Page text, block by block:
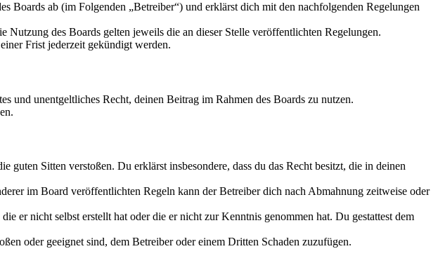
ab (im Folgenden „Betreiber“) und erklärst dich mit den nachfolgenden Regelungen
des Boards gelten jeweils die an dieser Stelle veröffentlichten Regelungen.
Frist jederzeit gekündigt werden.
und unentgeltliches Recht, deinen Beitrag im Rahmen des Boards zu nutzen.
guten Sitten verstoßen. Du erklärst insbesondere, dass du das Recht besitzt, die in deinen
im Board veröffentlichten Regeln kann der Betreiber dich nach Abmahnung zeitweise oder
er nicht selbst erstellt hat oder die er nicht zur Kenntnis genommen hat. Du gestattest dem
oder geeignet sind, dem Betreiber oder einem Dritten Schaden zuzufügen.